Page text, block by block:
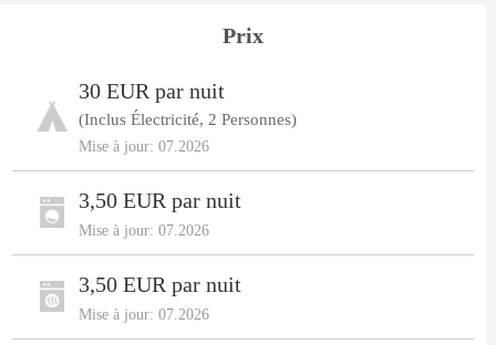
Prix
30 EUR par nuit
(Inclus Électricité, 2 Personnes)
Mise à jour: 07.2026
3,50 EUR par nuit
Mise à jour: 07.2026
3,50 EUR par nuit
Mise à jour: 07.2026